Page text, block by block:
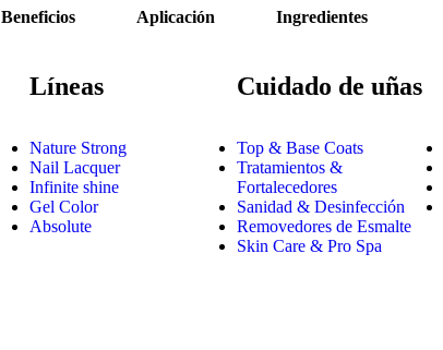
Beneficios Aplicación Ingredientes
Líneas
Nature Strong
Nail Lacquer
Infinite shine
Gel Color
Absolute
Cuidado de uñas
Top & Base Coats
Tratamientos &
Fortalecedores
Sanidad & Desinfección
Removedores de Esmalte
Skin Care & Pro Spa